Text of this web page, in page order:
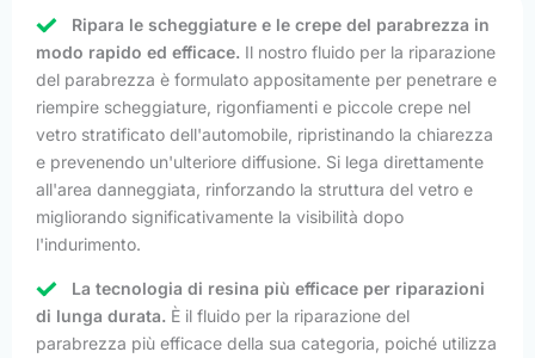
Ripara le scheggiature e le crepe del parabrezza in
modo rapido ed efficace. Il nostro fluido per la riparazione
del parabrezza è formulato appositamente per penetrare e
riempire scheggiature, rigonfiamenti e piccole crepe nel
vetro stratificato dell'automobile, ripristinando la chiarezza
e prevenendo un'ulteriore diffusione. Si lega direttamente
all'area danneggiata, rinforzando la struttura del vetro e
migliorando significativamente la visibilità dopo
l'indurimento.
La tecnologia di resina più efficace per riparazioni
di lunga durata. È il fluido per la riparazione del
parabrezza più efficace della sua categoria, poiché utilizza